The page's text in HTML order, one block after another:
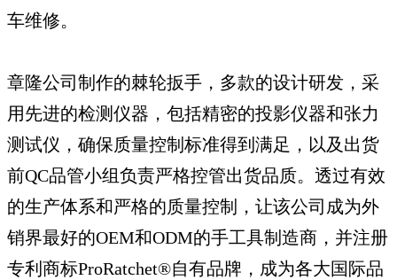
车维修。
章隆公司制作的棘轮扳手，多款的设计研发，采
用先进的检测仪器，包括精密的投影仪器和张力
测试仪，确保质量控制标准得到满足，以及出货
前QC品管小组负责严格控管出货品质。透过有效
的生产体系和严格的质量控制，让该公司成为外
销界最好的OEM和ODM的手工具制造商，并注册
专利商标ProRatchet®自有品牌，成为各大国际品